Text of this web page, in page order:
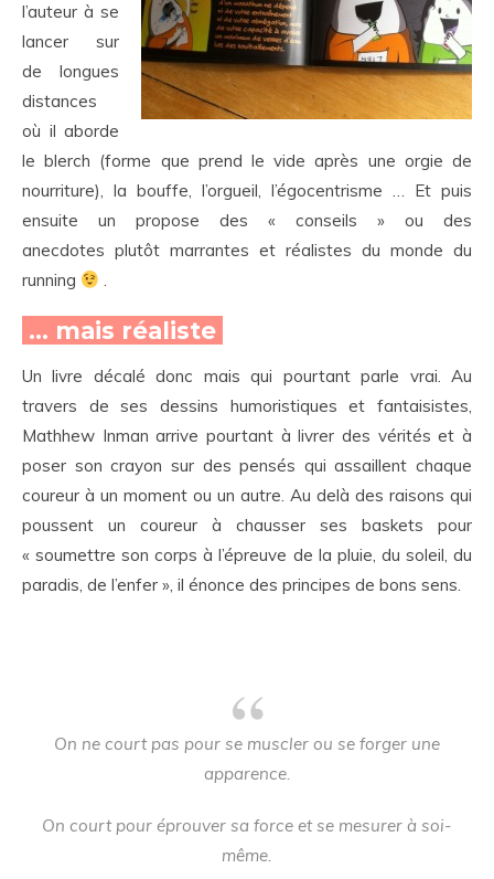
l’auteur à se
lancer sur
de longues
distances
où il aborde
le blerch (forme que prend le vide après une orgie de
nourriture), la bouffe, l’orgueil, l’égocentrisme … Et puis
ensuite un propose des « conseils » ou des
anecdotes plutôt marrantes et réalistes du monde du
running
.
… mais réaliste
Un livre décalé donc mais qui pourtant parle vrai. Au
travers de ses dessins humoristiques et fantaisistes,
Mathhew Inman arrive pourtant à livrer des vérités et à
poser son crayon sur des pensés qui assaillent chaque
coureur à un moment ou un autre. Au delà des raisons qui
poussent un coureur à chausser ses baskets pour
« soumettre son corps à l’épreuve de la pluie, du soleil, du
paradis, de l’enfer », il énonce des principes de bons sens.
On ne court pas pour se muscler ou se forger une
apparence.
On court pour éprouver sa force et se mesurer à soi-
même.